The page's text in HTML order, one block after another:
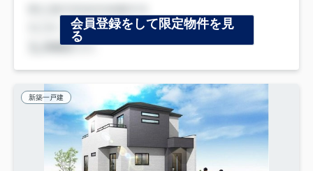
会員登録をして限定物件を見
る
新築一戸建